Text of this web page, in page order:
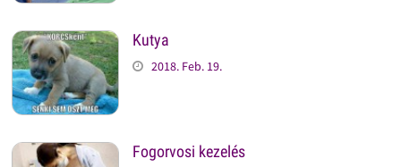
Kutya
2018. Feb. 19.
Fogorvosi kezelés